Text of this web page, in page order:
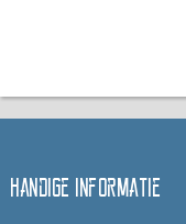
Handige informatie